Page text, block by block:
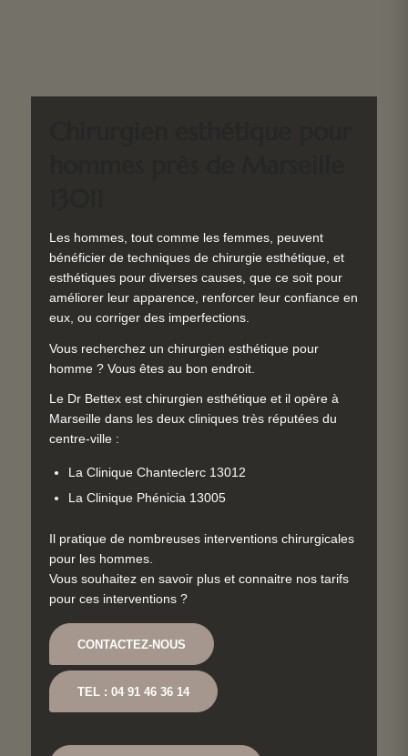
Les hommes, tout comme les femmes, peuvent
bénéficier de techniques de chirurgie esthétique, et
esthétiques pour diverses causes, que ce soit pour
améliorer leur apparence, renforcer leur confiance en
eux, ou corriger des imperfections.
Vous recherchez un chirurgien esthétique pour
homme ? Vous êtes au bon endroit.
Le Dr Bettex est chirurgien esthétique et il opère à
Marseille dans les deux cliniques très réputées du
centre-ville :
La Clinique Chanteclerc 13012
La Clinique Phénicia 13005
Il pratique de nombreuses interventions chirurgicales
pour les hommes.
Vous souhaitez en savoir plus et connaitre nos tarifs
pour ces interventions ?
CONTACTEZ-NOUS
TEL : 04 91 46 36 14